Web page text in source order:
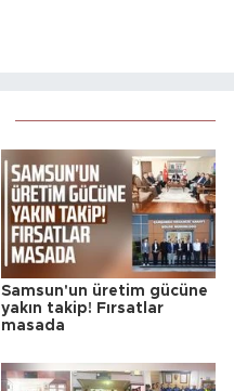
Samsun'un üretim gücüne
yakın takip! Fırsatlar
masada